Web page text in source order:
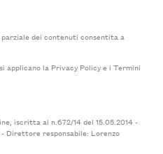
dei contenuti consentita a
applicano la Privacy Policye i Termini
iscritta al n.672/14 del 15.05.2014 -
Direttore responsabile: Lorenzo